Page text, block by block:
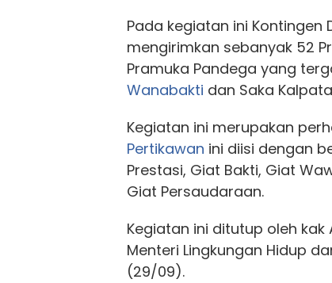
Pada kegiatan ini Kontingen
mengirimkan sebanyak 52
Pramuka Pandega yang
Wanabakti dan Saka
Kegiatan ini merupakan
Pertikawan ini diisi dengan
Prestasi, Giat Bakti, Giat
Giat Persaudaraan.
Kegiatan ini ditutup oleh kak
Menteri Lingkungan Hidup
(29/09).